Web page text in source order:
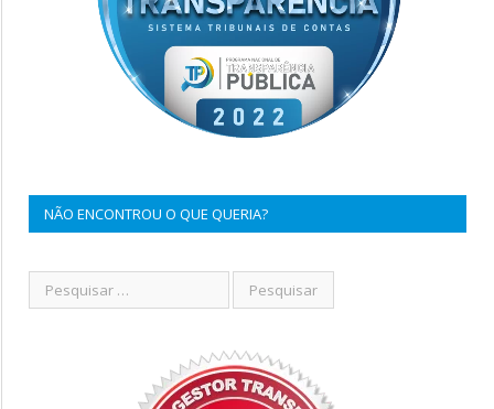
NÃO ENCONTROU O QUE QUERIA?